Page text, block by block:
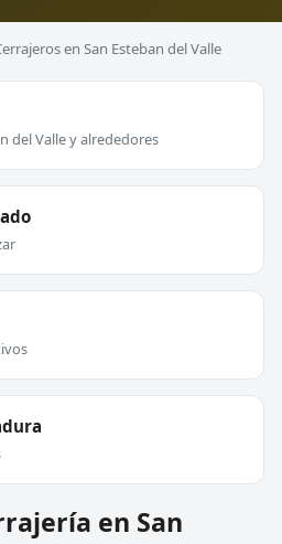
en San Esteban del Valle
del Valle y alrededores
en San